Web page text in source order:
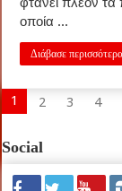
οποία ...
Διάβασε περισσότερα
1 2 3 4
Social